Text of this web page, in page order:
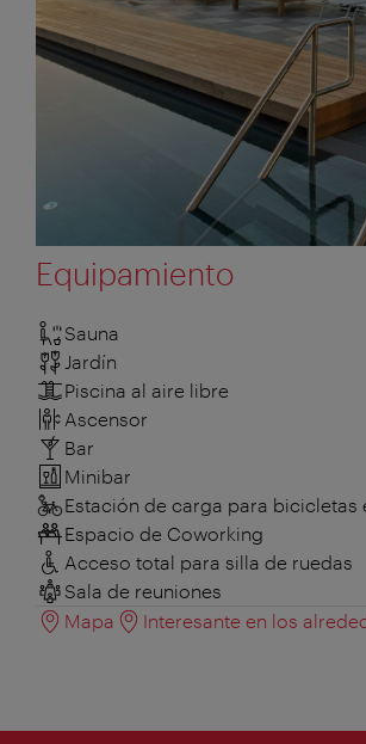
Equipamiento
Sauna
Jardín
Piscina al aire libre
Ascensor
Bar
Minibar
Estación de carga para bicicletas
Espacio de Coworking
Acceso total para silla de ruedas
Sala de reuniones
Mapa
Interesante en los